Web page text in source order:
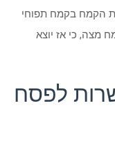
הקמח בקמח תפוחי
מצה, כי אז יוצא
לפסח